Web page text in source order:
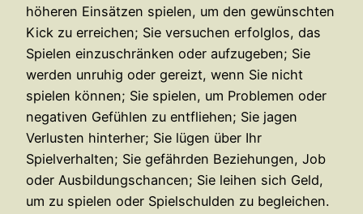
höheren Einsätzen spielen, um den gewünschten
Kick zu erreichen; Sie versuchen erfolglos, das
Spielen einzuschränken oder aufzugeben; Sie
werden unruhig oder gereizt, wenn Sie nicht
spielen können; Sie spielen, um Problemen oder
negativen Gefühlen zu entfliehen; Sie jagen
Verlusten hinterher; Sie lügen über Ihr
Spielverhalten; Sie gefährden Beziehungen, Job
oder Ausbildungschancen; Sie leihen sich Geld,
um zu spielen oder Spielschulden zu begleichen.